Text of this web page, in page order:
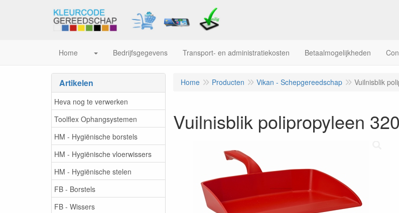
Home Bedrijfsgegevens Transport- en administratiekosten Betaalmogelijkheden
Artikelen
Heva nog te verwerken
Toolflex Ophangsystemen
HM - Hygiënische borstels
HM - Hygiënische vloerwissers
HM - Hygiënische stelen
FB - Borstels
FB - Wissers
Home Producten Vikan - Schepgereedschap Vuilnisblik
Vuilnisblik polipropyleen